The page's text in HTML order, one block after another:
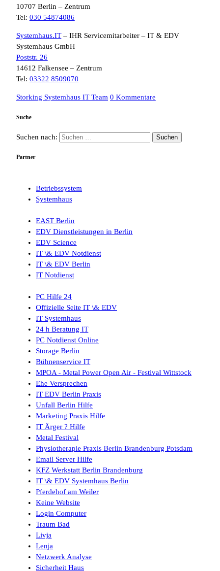
10707 Berlin – Zentrum
Tel: 030 54874086
Systemhaus.IT – IHR Servicemitarbeiter – IT & EDV
Systemhaus GmbH
Poststr. 26
14612 Falkensee – Zentrum
Tel: 03322 8509070
Storking Systemhaus IT Team 0 Kommentare
Suche
Suchen nach:
Partner
Betriebssystem
Systemhaus
EAST Berlin
EDV Dienstleistungen in Berlin
EDV Science
IT \& EDV Notdienst
IT \& EDV Berlin
IT Notdienst
PC Hilfe 24
Offizielle Seite IT \& EDV
IT Systemhaus
24 h Beratung IT
PC Notdienst Online
Storage Berlin
Bühnenservice IT
MPOA - Metal Power Open Air - Festival Wittstock
Ehe Versprechen
IT EDV Berlin Praxis
Unfall Berlin Hilfe
Marketing Praxis Hilfe
IT Ärger ? Hilfe
Metal Festival
Physiotherapie Praxis Berlin Brandenburg Potsdam
Email Server Hilfe
KFZ Werkstatt Berlin Brandenburg
IT \& EDV Systemhaus Berlin
Pferdehof am Weiler
Keine Website
Login Computer
Traum Bad
Livja
Lenja
Netzwerk Analyse
Sicherheit Haus